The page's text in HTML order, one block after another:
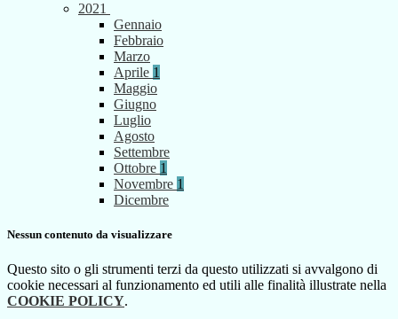
2021
Gennaio
Febbraio
Marzo
Aprile 1
Maggio
Giugno
Luglio
Agosto
Settembre
Ottobre 1
Novembre 1
Dicembre
Nessun contenuto da visualizzare
Questo sito o gli strumenti terzi da questo utilizzati si avvalgono di
cookie necessari al funzionamento ed utili alle finalità illustrate nella
COOKIE POLICY.